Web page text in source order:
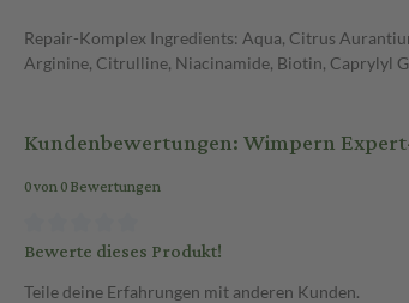
Repair-Komplex Ingredients: Aqua, Citrus
Arginine, Citrulline, Niacinamide, Biotin, Caprylyl
Kundenbewertungen: Wimpern
0 von 0 Bewertungen
Bewerte dieses Produkt!
Teile deine Erfahrungen mit anderen Kunden.